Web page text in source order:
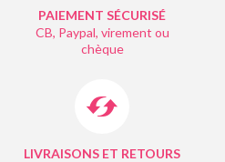
PAIEMENT SÉCURISÉ
CB, Paypal, virement ou
chèque
LIVRAISONS ET RETOURS